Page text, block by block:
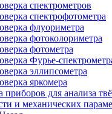
спектрометров
спектрофотометра
флуориметра
фотоколориметра
фотометра
Фурье-
эллипсометра
яркомера
приборов для анализа
и механических